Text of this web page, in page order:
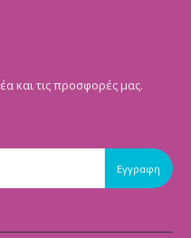
και τις προσφορές μας.